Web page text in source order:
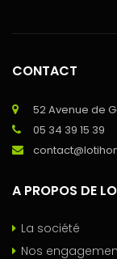
CONTACT
52 Avenue de
05 34 39 15 39
A PROPOS DE
La société
Nos